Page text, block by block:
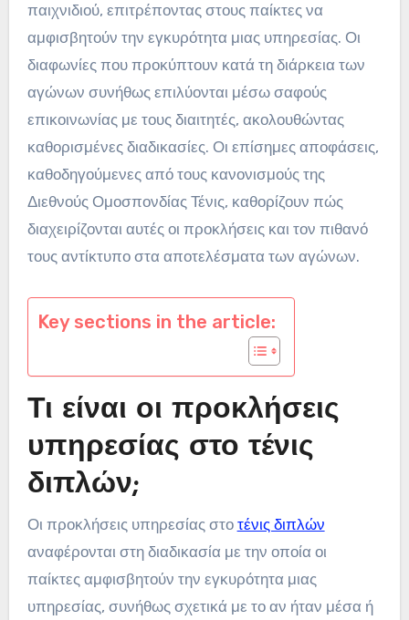
παιχνιδιού, επιτρέποντας στους παίκτες να
αμφισβητούν την εγκυρότητα μιας υπηρεσίας. Οι
διαφωνίες που προκύπτουν κατά τη διάρκεια των
αγώνων συνήθως επιλύονται μέσω σαφούς
επικοινωνίας με τους διαιτητές, ακολουθώντας
καθορισμένες διαδικασίες. Οι επίσημες αποφάσεις,
καθοδηγούμενες από τους κανονισμούς της
Διεθνούς Ομοσπονδίας Τένις, καθορίζουν πώς
διαχειρίζονται αυτές οι προκλήσεις και τον πιθανό
τους αντίκτυπο στα αποτελέσματα των αγώνων.
Key sections in the article:
Τι είναι οι προκλήσεις
υπηρεσίας στο τένις
διπλών;
Οι προκλήσεις υπηρεσίας στο τένις διπλών
αναφέρονται στη διαδικασία με την οποία οι
παίκτες αμφισβητούν την εγκυρότητα μιας
υπηρεσίας, συνήθως σχετικά με το αν ήταν μέσα ή